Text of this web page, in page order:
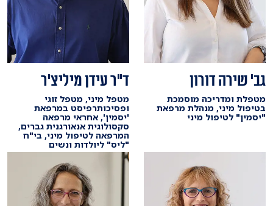
גב' שירה דורון
מטפלת ומדריכה מוסמכת
בטיפול מיני, מנהלת מרפאת
"יסמין" לטיפול מיני
ד"ר עידן מיליצ'ר
מטפל מיני, מטפל זוגי
ופסיכותרפיסט במרפאת
'יסמין', אחראי מרפאה
סקסולוגית אנאורגנית גברים,
המרפאה לטיפול מיני, בי"ח
"ליס" ליולדות ונשים